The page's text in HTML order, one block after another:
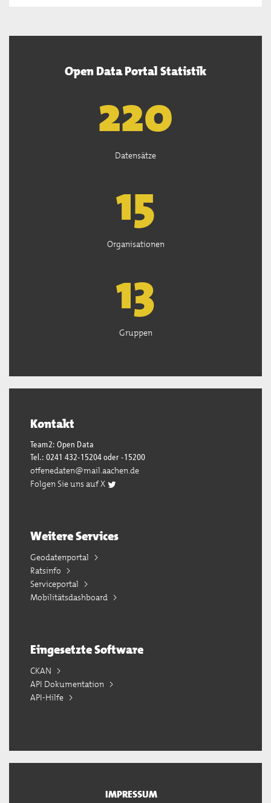
Open Data Portal Statistik
222
Datensätze
15
Organisationen
13
Gruppen
Kontakt
Team2: Open Data
Tel.: 0241 432-15204 oder -15200
offenedaten@mail.aachen.de
Folgen Sie uns auf X
Weitere Services
Geodatenportal
Ratsinfo
Serviceportal
Mobilitätsdashboard
Eingesetzte Software
CKAN
API Dokumentation
API-Hilfe
IMPRESSUM